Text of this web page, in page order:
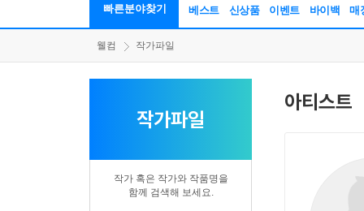
빠른분야찾기 베스트 신상품 이벤트 바이백 매
웰컴 작가파일
작가파일
작가 혹은 작가와 작품명을
함께 검색해 보세요.
아티스트